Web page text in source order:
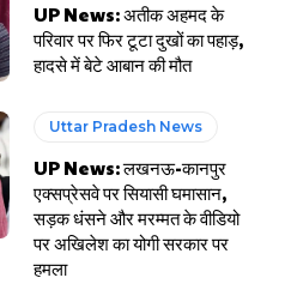
UP News: अतीक अहमद के
परिवार पर फिर टूटा दुखों का पहाड़,
हादसे में बेटे आबान की मौत
Uttar Pradesh News
UP News: लखनऊ-कानपुर
एक्सप्रेसवे पर सियासी घमासान,
सड़क धंसने और मरम्मत के वीडियो
पर अखिलेश का योगी सरकार पर
हमला